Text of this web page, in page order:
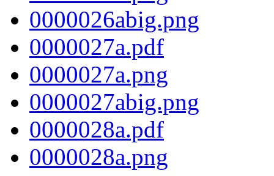
0000026abig.png
0000027a.pdf
0000027a.png
0000027abig.png
0000028a.pdf
0000028a.png